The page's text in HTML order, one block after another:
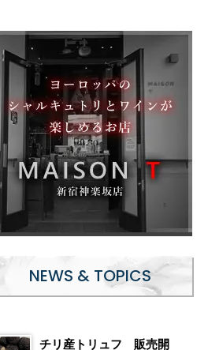
NEWS & TOPICS
チリ産トリュフ 販売開